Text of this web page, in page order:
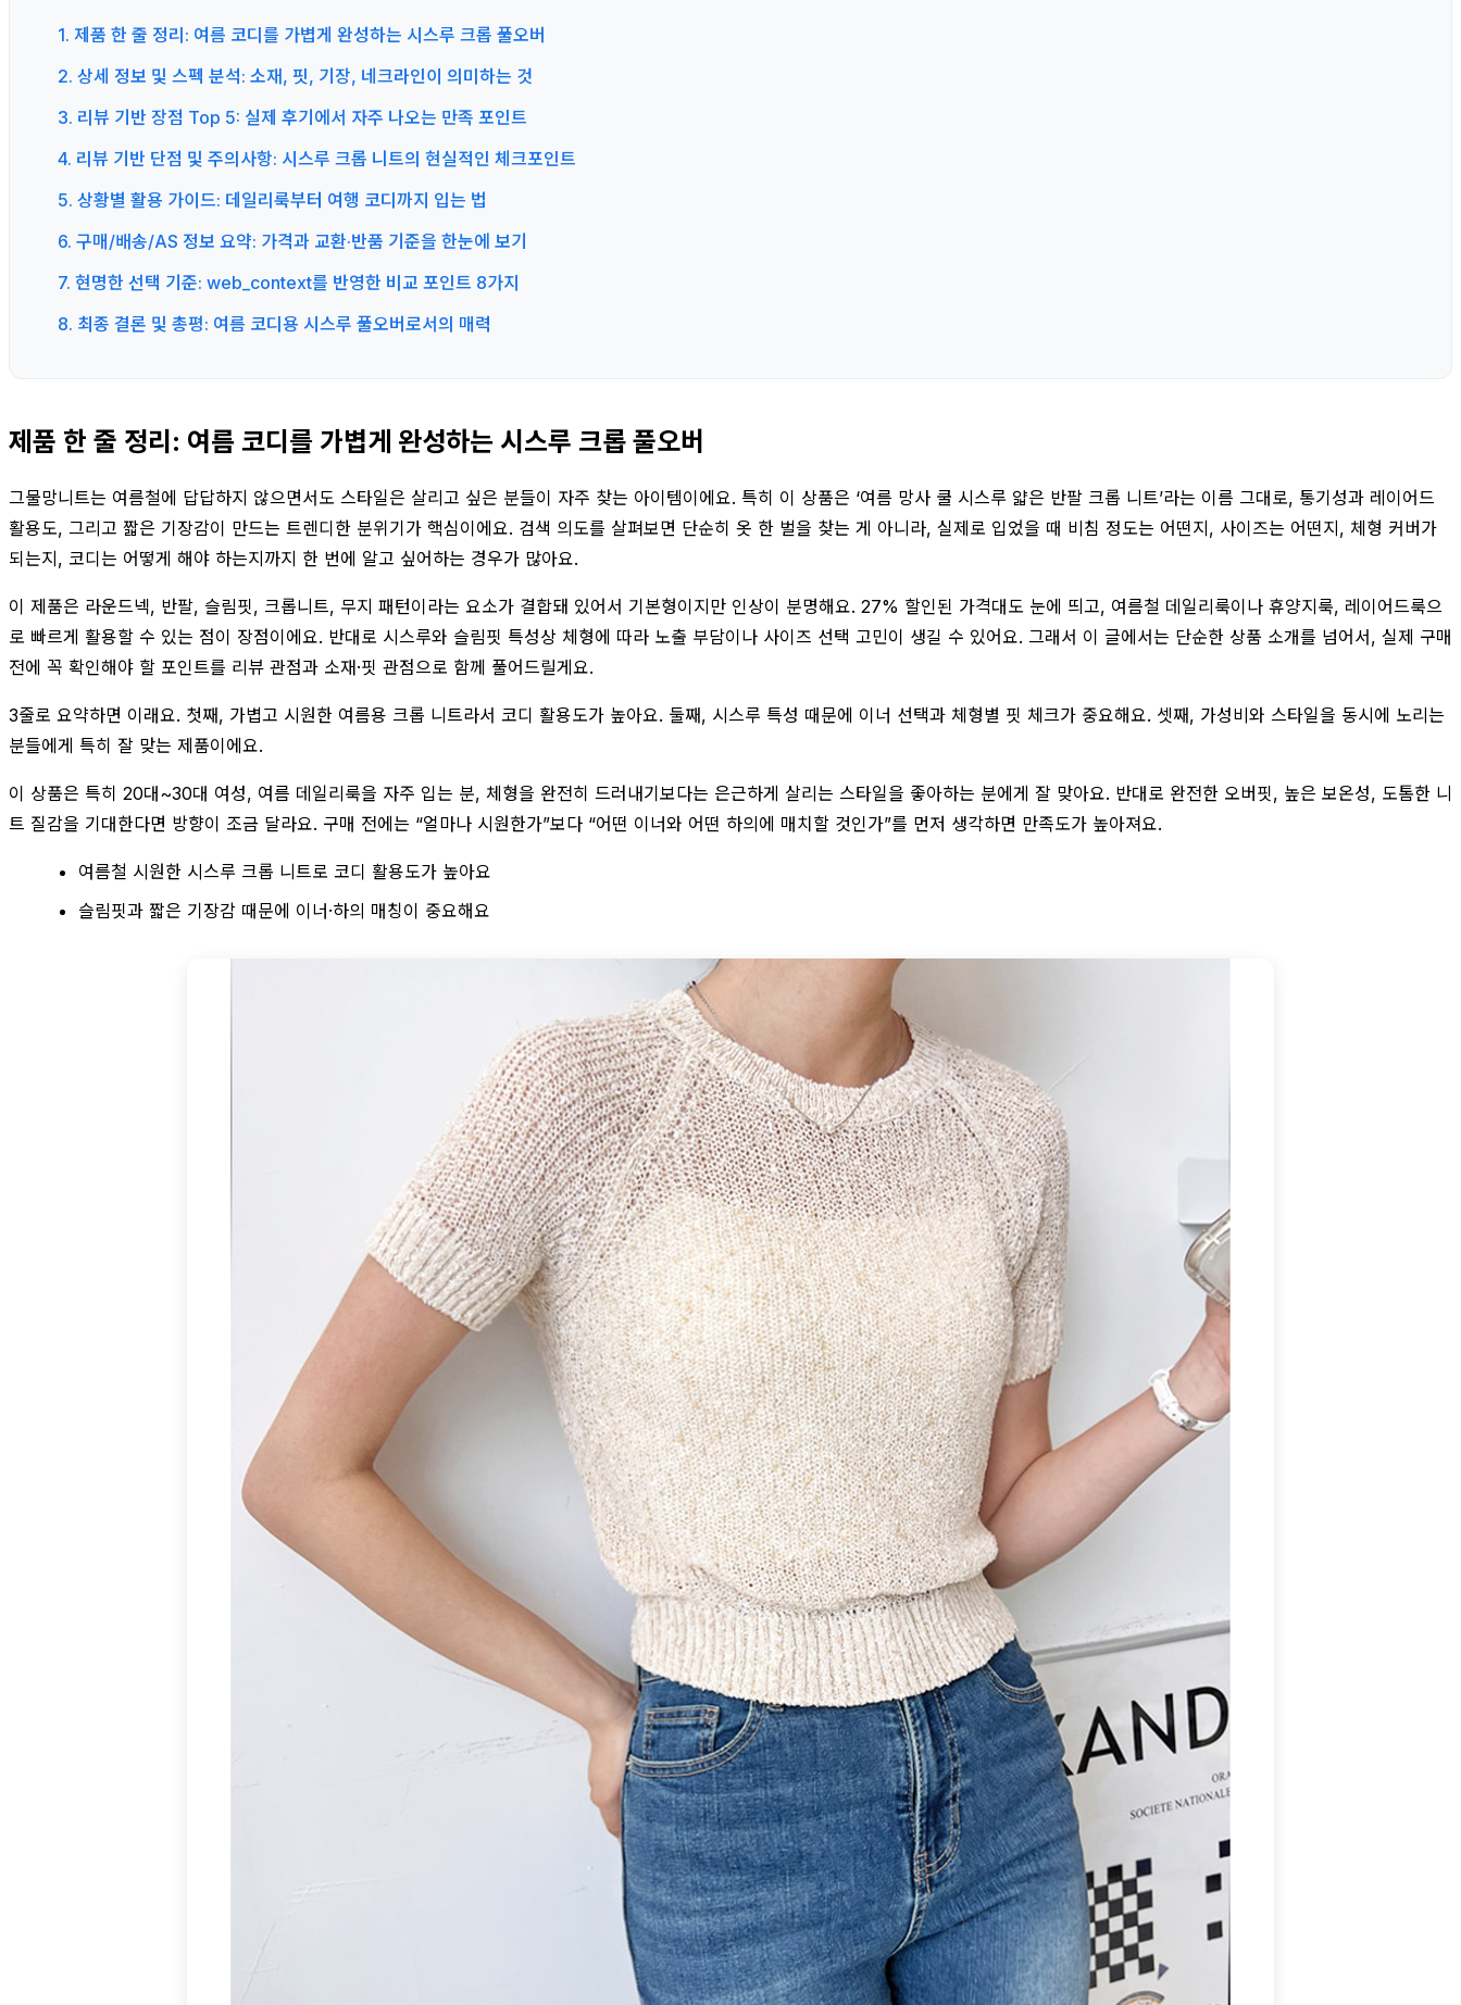
1. 제품 한 줄 정리: 여름 코디를 가볍게 완성하는 시스루 크롭 풀오버
2. 상세 정보 및 스펙 분석: 소재, 핏, 기장, 네크라인이 의미하는 것
3. 리뷰 기반 장점 Top 5: 실제 후기에서 자주 나오는 만족 포인트
4. 리뷰 기반 단점 및 주의사항: 시스루 크롭 니트의 현실적인 체크포인트
5. 상황별 활용 가이드: 데일리룩부터 여행 코디까지 입는 법
6. 구매/배송/AS 정보 요약: 가격과 교환·반품 기준을 한눈에 보기
7. 현명한 선택 기준: web_context를 반영한 비교 포인트 8가지
8. 최종 결론 및 총평: 여름 코디용 시스루 풀오버로서의 매력
제품 한 줄 정리: 여름 코디를 가볍게 완성하는 시스루 크롭 풀오버
그물망니트는 여름철에 답답하지 않으면서도 스타일은 살리고 싶은 분들이 자주 찾는 아이템이에요. 특히 이 상품은 ‘여름 망사 쿨 시스루 얇은 반팔 크롭 니트’라는 이름 그대로, 통기성과 레이어드
활용도, 그리고 짧은 기장감이 만드는 트렌디한 분위기가 핵심이에요. 검색 의도를 살펴보면 단순히 옷 한 벌을 찾는 게 아니라, 실제로 입었을 때 비침 정도는 어떤지, 사이즈는 어떤지, 체형 커버가
되는지, 코디는 어떻게 해야 하는지까지 한 번에 알고 싶어하는 경우가 많아요.
이 제품은 라운드넥, 반팔, 슬림핏, 크롭니트, 무지 패턴이라는 요소가 결합돼 있어서 기본형이지만 인상이 분명해요. 27% 할인된 가격대도 눈에 띄고, 여름철 데일리룩이나 휴양지룩, 레이어드룩으
로 빠르게 활용할 수 있는 점이 장점이에요. 반대로 시스루와 슬림핏 특성상 체형에 따라 노출 부담이나 사이즈 선택 고민이 생길 수 있어요. 그래서 이 글에서는 단순한 상품 소개를 넘어서, 실제 구매
전에 꼭 확인해야 할 포인트를 리뷰 관점과 소재·핏 관점으로 함께 풀어드릴게요.
3줄로 요약하면 이래요. 첫째, 가볍고 시원한 여름용 크롭 니트라서 코디 활용도가 높아요. 둘째, 시스루 특성 때문에 이너 선택과 체형별 핏 체크가 중요해요. 셋째, 가성비와 스타일을 동시에 노리는
분들에게 특히 잘 맞는 제품이에요.
이 상품은 특히 20대~30대 여성, 여름 데일리룩을 자주 입는 분, 체형을 완전히 드러내기보다는 은근하게 살리는 스타일을 좋아하는 분에게 잘 맞아요. 반대로 완전한 오버핏, 높은 보온성, 도톰한 니
트 질감을 기대한다면 방향이 조금 달라요. 구매 전에는 “얼마나 시원한가”보다 “어떤 이너와 어떤 하의에 매치할 것인가”를 먼저 생각하면 만족도가 높아져요.
여름철 시원한 시스루 크롭 니트로 코디 활용도가 높아요
슬림핏과 짧은 기장감 때문에 이너·하의 매칭이 중요해요